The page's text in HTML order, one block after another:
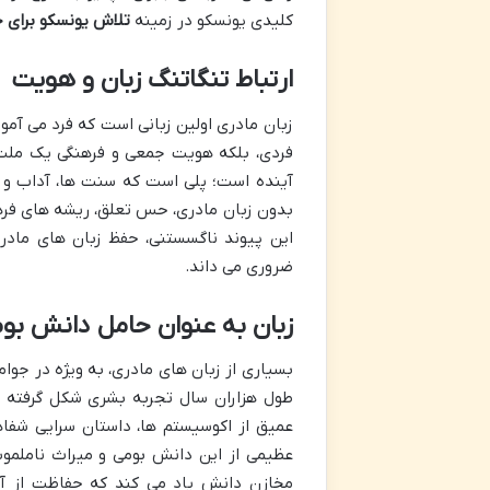
کلیدی یونسکو در زمینهتلاش یونسکو
ارتباط تنگاتنگ زبان و هویت
زبان مادری اولین زبانی است که فرد می
فردی، بلکه هویت جمعی و فرهنگی یک ملت
آینده است؛ پلی است که سنت ها، آداب
بدون زبان مادری، حس تعلق، ریشه های
این پیوند ناگسستنی، حفظ زبان های
ضروری می داند.
زبان به عنوان حامل دانش
بسیاری از زبان های مادری، به ویژه در
طول هزاران سال تجربه بشری شکل
عمیق از اکوسیستم ها، داستان سرایی
عظیمی از این دانش بومی و میراث
مخازن دانش یاد می کند که حفاظت از